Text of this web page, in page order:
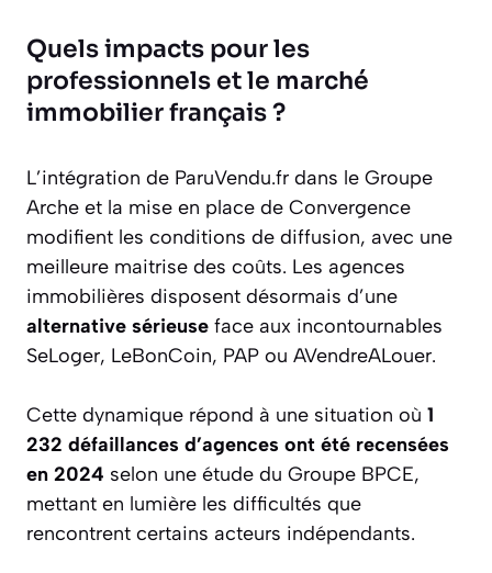
Quels impacts pour les
professionnels et le marché
immobilier français ?
L’intégration de ParuVendu.fr dans le Groupe
Arche et la mise en place de Convergence
modifient les conditions de diffusion, avec une
meilleure maitrise des coûts. Les agences
immobilières disposent désormais d’une
alternative sérieuse face aux incontournables
SeLoger, LeBonCoin, PAP ou AVendreALouer.
Cette dynamique répond à une situation où 1
232 défaillances d’agences ont été recensées
en 2024 selon une étude du Groupe BPCE,
mettant en lumière les difficultés que
rencontrent certains acteurs indépendants.